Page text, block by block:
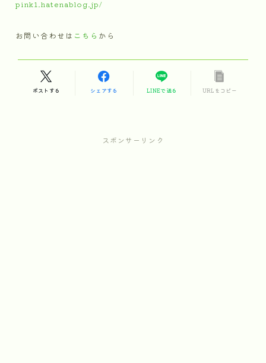
pink1.hatenablog.jp/
お問い合わせは こちら から
ポストする シェアする LINEで送る URLをコピー
スポンサーリンク